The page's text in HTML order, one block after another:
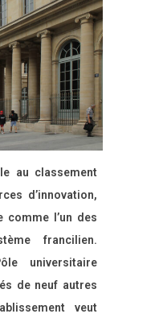
au classement
d’innovation,
comme l’un des
francilien.
universitaire
de neuf autres
veut